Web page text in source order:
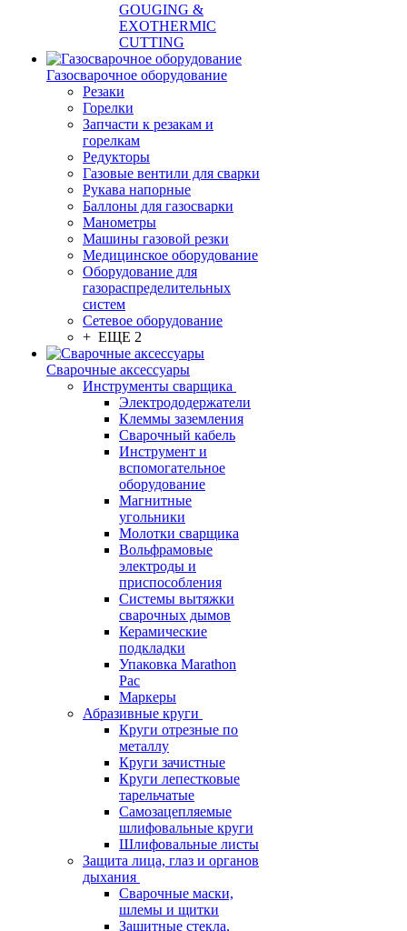
GOUGING &
EXOTHERMIC
CUTTING
Газосварочное оборудование
Резаки
Горелки
Запчасти к резакам и
горелкам
Редукторы
Газовые вентили для сварки
Рукава напорные
Баллоны для газосварки
Манометры
Машины газовой резки
Медицинское оборудование
Оборудование для
газораспределительных
систем
Сетевое оборудование
+ ЕЩЕ 2
Сварочные аксессуары
Инструменты сварщика
Электрододержатели
Клеммы заземления
Сварочный кабель
Инструмент и
вспомогательное
оборудование
Магнитные
угольники
Молотки сварщика
Вольфрамовые
электроды и
приспособления
Системы вытяжки
сварочных дымов
Керамические
подкладки
Упаковка Marathon
Pac
Маркеры
Абразивные круги
Круги отрезные по
металлу
Круги зачистные
Круги лепестковые
тарельчатые
Самозацепляемые
шлифовальные круги
Шлифовальные листы
Защита лица, глаз и органов
дыхания
Сварочные маски,
шлемы и щитки
Защитные стекла,